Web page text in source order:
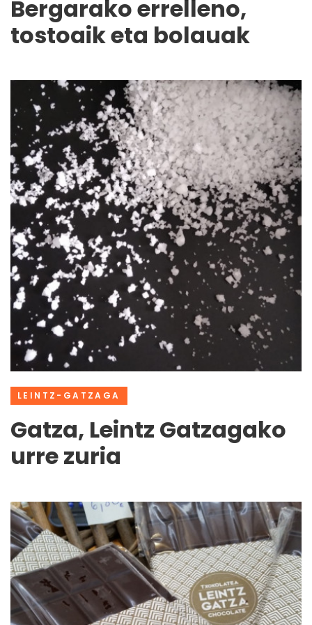
Bergarako errelleno,
tostoaik eta bolauak
LEINTZ-GATZAGA
Gatza, Leintz Gatzagako
urre zuria